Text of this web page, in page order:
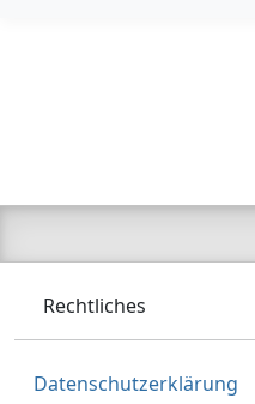
Bezahlarten
Lieferung
Rechtliches
Datenschutzerklärung